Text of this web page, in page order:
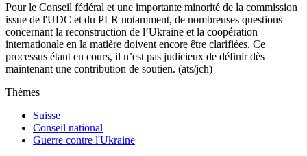
Pour le Conseil fédéral et une importante minorité de la commission
issue de l'UDC et du PLR notamment, de nombreuses questions
concernant la reconstruction de l’Ukraine et la coopération
internationale en la matière doivent encore être clarifiées. Ce
processus étant en cours, il n’est pas judicieux de définir dès
maintenant une contribution de soutien. (ats/jch)
Thèmes
Suisse
Conseil national
Guerre contre l'Ukraine